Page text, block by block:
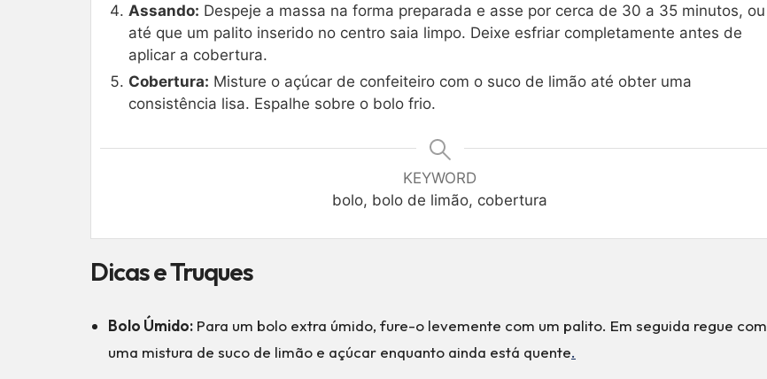
Assando: Despeje a massa na forma preparada e asse por cerca de 30 a 35 minutos, ou
até que um palito inserido no centro saia limpo. Deixe esfriar completamente antes de
aplicar a cobertura.
Cobertura: Misture o açúcar de confeiteiro com o suco de limão até obter uma
consistência lisa. Espalhe sobre o bolo frio.
KEYWORD
bolo, bolo de limão, cobertura
Dicas e Truques
Bolo Úmido: Para um bolo extra úmido, fure-o levemente com um palito. Em seguida regue com
uma mistura de suco de limão e açúcar enquanto ainda está quente.